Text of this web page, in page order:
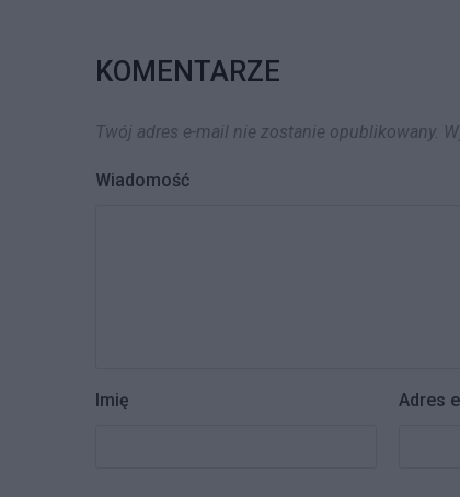
KOMENTARZE
Twój adres e-mail nie zostanie opublikowany.
Wiadomość
Imię Adres